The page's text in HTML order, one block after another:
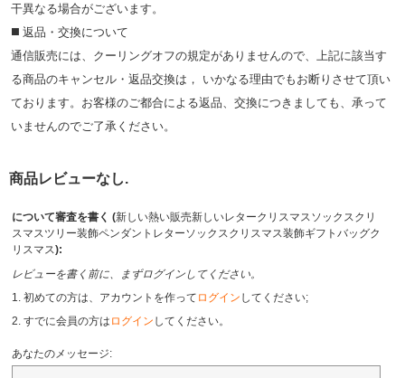
⼲異なる場合がございます。
◼️ 返品・交換について
通信販売には、クーリングオフの規定がありませんので、上記に該当す
る商品のキャンセル・返品交換は， いかなる理由でもお断りさせて頂い
ております。お客様のご都合による返品、交換につきましても、承って
いませんのでご了承ください。
商品レビューなし.
について審査を書く (新しい熱い販売新しいレタークリスマスソックスクリ
スマスツリー装飾ペンダントレターソックスクリスマス装飾ギフトバッグク
リスマス):
レビューを書く前に、まずログインしてください。
1. 初めての方は、アカウントを作って ログイン してください;
2. すでに会員の方は ログイン してください。
あなたのメッセージ: